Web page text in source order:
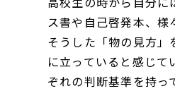
ス書や自己啓発本、様
そうした「物の見方
に立っていると感じて
ぞれの判断基準を持っ